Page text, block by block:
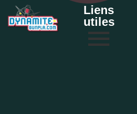
Liens
utiles